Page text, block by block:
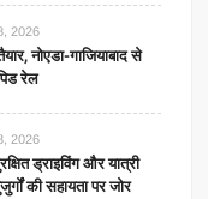
2026
नोएडा-गाजियाबाद से
रेल
2026
ड्राइविंग और यात्री
की सहायता पर जोर